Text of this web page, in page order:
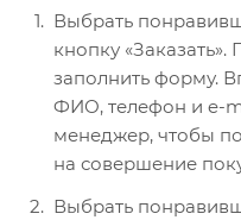
Выбрать
кнопку
заполнить форму.
ФИО, телефон и e-
менеджер, чтобы
на совершение
Выбрать